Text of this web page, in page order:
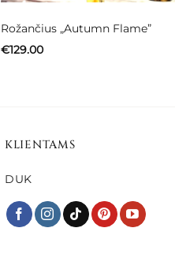
Rožančius „Autumn Flame”
€129.00
KLIENTAMS
DUK